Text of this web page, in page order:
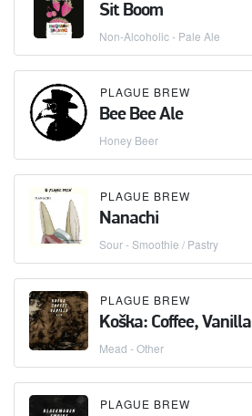
Sit Boom
Non-Alcoholic - Pale Ale
PLAGUE BREW
Bee Bee Ale
Honey Beer
PLAGUE BREW
Nanachi
Sour - Smoothie / Pastry
PLAGUE BREW
Koška: Coffee, Vanilla
Mead - Other
PLAGUE BREW